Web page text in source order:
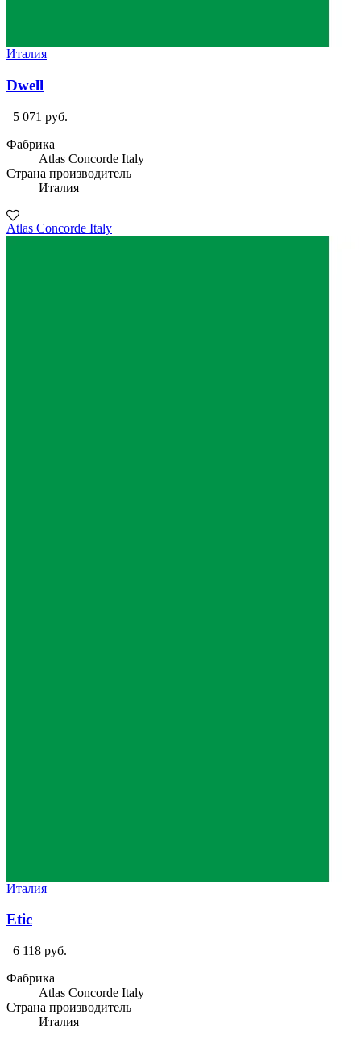
Италия
Dwell
5 071 руб.
Фабрика
Atlas Concorde Italy
Страна производитель
Италия
Atlas Concorde Italy
Италия
Etic
6 118 руб.
Фабрика
Atlas Concorde Italy
Страна производитель
Италия